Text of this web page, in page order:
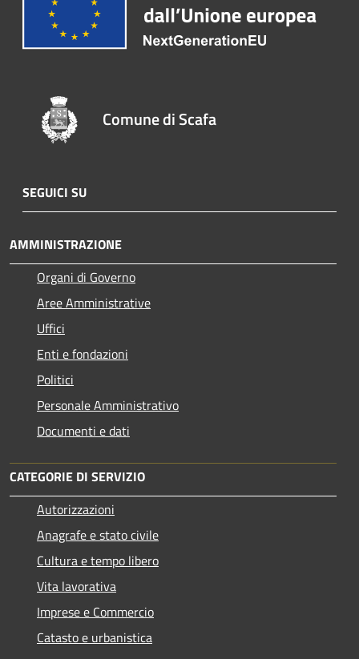
Comune di Scafa
SEGUICI SU
AMMINISTRAZIONE
Organi di Governo
Aree Amministrative
Uffici
Enti e fondazioni
Politici
Personale Amministrativo
Documenti e dati
CATEGORIE DI SERVIZIO
Autorizzazioni
Anagrafe e stato civile
Cultura e tempo libero
Vita lavorativa
Imprese e Commercio
Catasto e urbanistica